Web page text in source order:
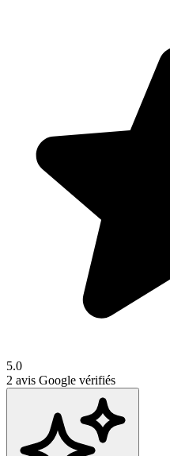
5.0
2 avis Google vérifiés